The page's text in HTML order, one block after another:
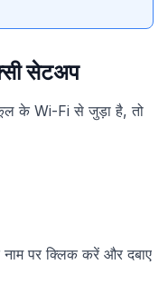
सेटअप
के Wi-Fi से जुड़ा है, तो
नाम पर क्लिक करें और दबाए